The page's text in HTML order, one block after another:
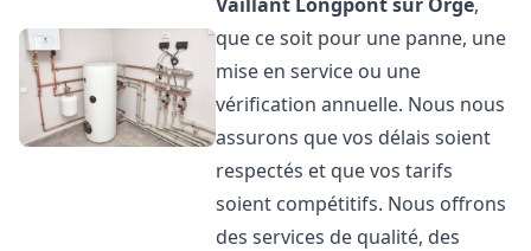
que ce soit pour une panne, une
mise en service ou une
vérification annuelle. Nous nous
assurons que vos délais soient
respectés et que vos tarifs
soient compétitifs. Nous offrons
des services de qualité, des